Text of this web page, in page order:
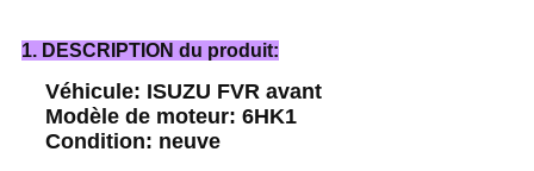
1. DESCRIPTION du produit:
Véhicule: ISUZU FVR avant
Modèle de moteur: 6HK1
Condition: neuve